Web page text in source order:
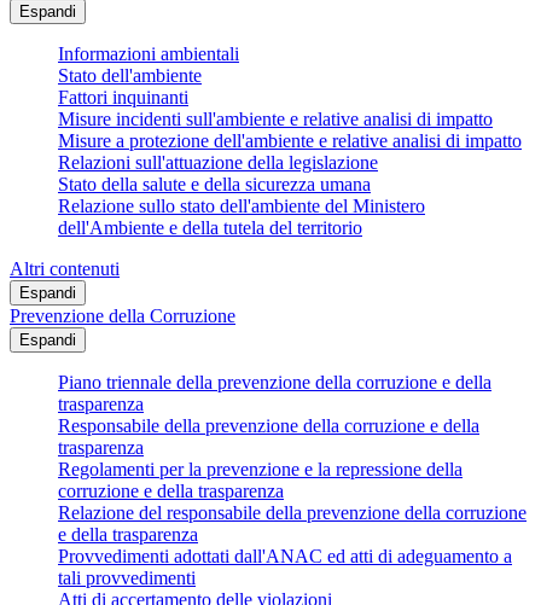
Espandi
Informazioni ambientali
Stato dell'ambiente
Fattori inquinanti
Misure incidenti sull'ambiente e relative analisi di impatto
Misure a protezione dell'ambiente e relative analisi di impatto
Relazioni sull'attuazione della legislazione
Stato della salute e della sicurezza umana
Relazione sullo stato dell'ambiente del Ministero
dell'Ambiente e della tutela del territorio
Altri contenuti
Espandi
Prevenzione della Corruzione
Espandi
Piano triennale della prevenzione della corruzione e della
trasparenza
Responsabile della prevenzione della corruzione e della
trasparenza
Regolamenti per la prevenzione e la repressione della
corruzione e della trasparenza
Relazione del responsabile della prevenzione della corruzione
e della trasparenza
Provvedimenti adottati dall'ANAC ed atti di adeguamento a
tali provvedimenti
Atti di accertamento delle violazioni